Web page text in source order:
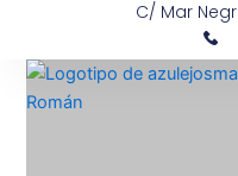
contenido
C/ Mar